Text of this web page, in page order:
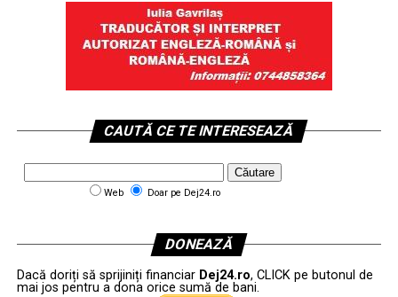
CAUTĂ CE TE INTERESEAZĂ
Web Doar pe Dej24.ro
DONEAZĂ
Dacă doriți să sprijiniți financiar Dej24.ro, CLICK pe butonul de
mai jos pentru a dona orice sumă de bani.